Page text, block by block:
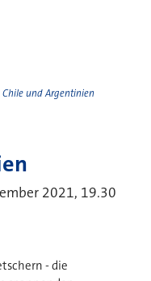
Chile und Argentinien
2021, 19.30
- die